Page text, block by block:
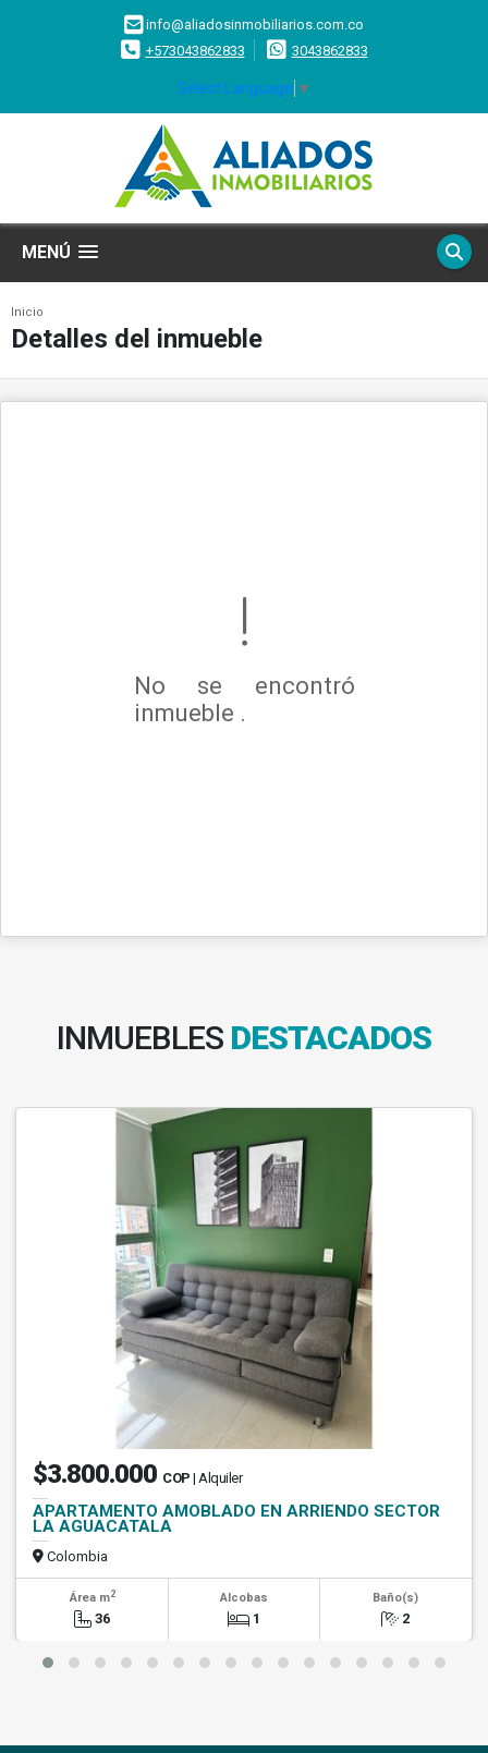
info@aliadosinmobiliarios.com.co
+573043862833
3043862833
Select Language ▼
MENÚ
Inicio
Detalles del inmueble
No se encontró
inmueble .
INMUEBLES DESTACADOS
$3.800.000 COP | Alquiler
APARTAMENTO AMOBLADO EN ARRIENDO SECTOR
LA AGUACATALA
Colombia
Área m2
36
Alcobas
1
Baño(s)
2